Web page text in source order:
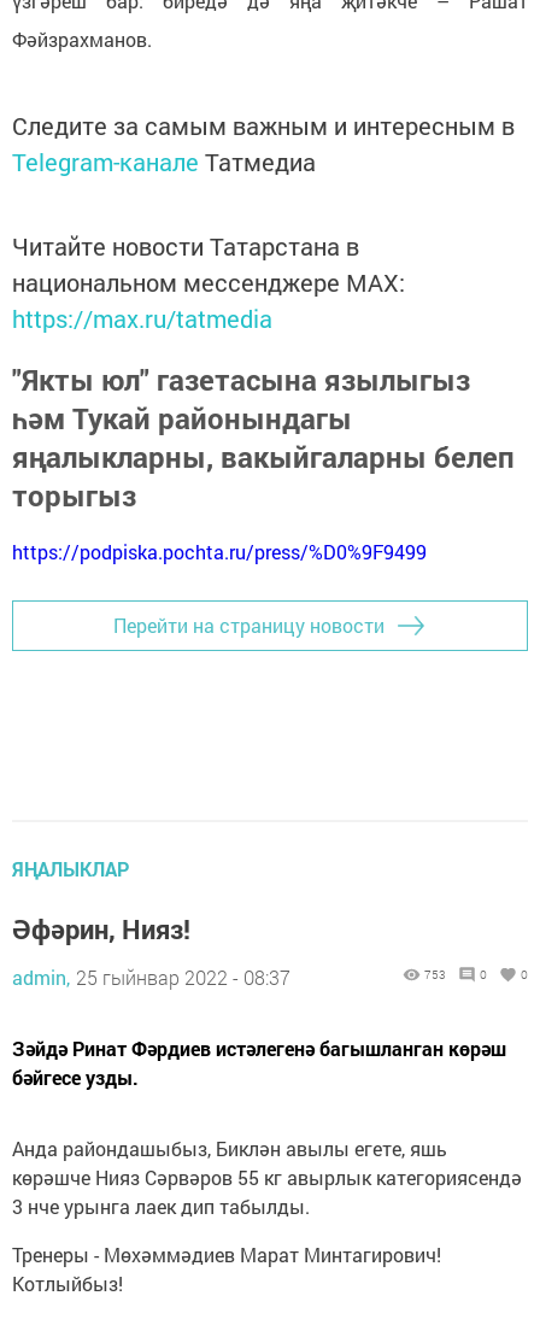
Фәйзрахманов.
Следите за самым важным и интересным в
Telegram-канале Татмедиа
Читайте новости Татарстана в
национальном мессенджере MАХ:
https://max.ru/tatmedia
"Якты юл" газетасына язылыгыз
һәм Тукай районындагы
яңалыкларны, вакыйгаларны белеп
торыгыз
https://podpiska.pochta.ru/press/%D0%9F9499
Перейти на страницу новости
ЯҢАЛЫКЛАР
Әфәрин, Нияз!
admin, 25 гыйнвар 2022 - 08:37 753 0 0
Зәйдә Ринат Фәрдиев истәлегенә багышланган көрәш
бәйгесе узды.
Анда райондашыбыз, Биклән авылы егете, яшь
көрәшче Нияз Сәрвәров 55 кг авырлык категориясендә
3 нче урынга лаек дип табылды.
Тренеры - Мөхәммәдиев Марат Минтагирович!
Котлыйбыз!